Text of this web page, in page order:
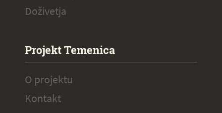
Doživetja
Projekt Temenica
O projektu
Kontakt